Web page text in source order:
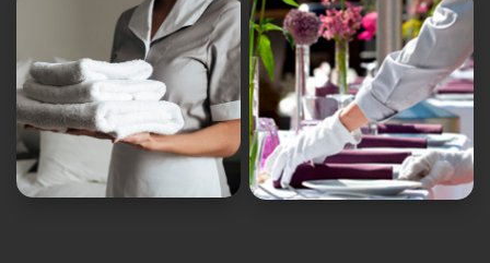

Personal de
lencería

Personal para
eventos